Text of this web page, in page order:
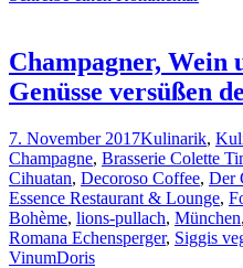
Kunst-,
Kulinarik-
und
Genießer!
Champagner, Wein
Genüsse versüßen
7. November 2017Kulinarik,
Champagne, Brasserie Colette
Cihuatan, Decoroso Coffee, Der
Essence Restaurant & Lounge,
Bohème, lions-pullach, München,
Romana Echensperger, Siggis
VinumDoris